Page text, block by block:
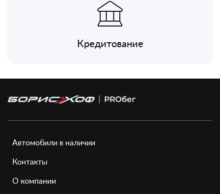
Кредитование
Автомобили в наличии
Контакты
О компании